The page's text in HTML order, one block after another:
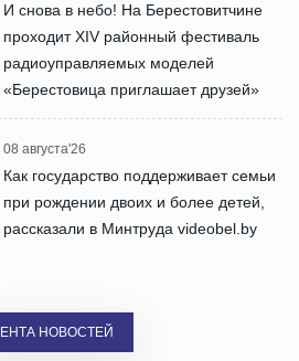
И снова в небо! На Берестовитчине
проходит XIV районный фестиваль
радиоуправляемых моделей
«Берестовица приглашает друзей»
08 августа'26
Как государство поддерживает семьи
при рождении двоих и более детей,
рассказали в Минтруда videobel.by
НОВОСТЕЙ